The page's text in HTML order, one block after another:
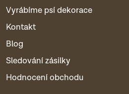
Vyrábíme psí dekorace
Kontakt
Blog
Sledování zásilky
Hodnocení obchodu